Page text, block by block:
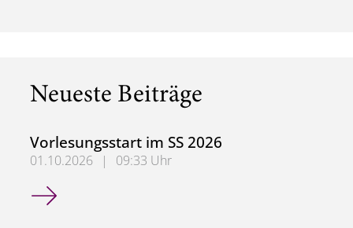
Neueste Beiträge
Vorlesungsstart im SS 2026
01.10.2026 |
09:33 Uhr
Vorlesungsstart im SS 2026